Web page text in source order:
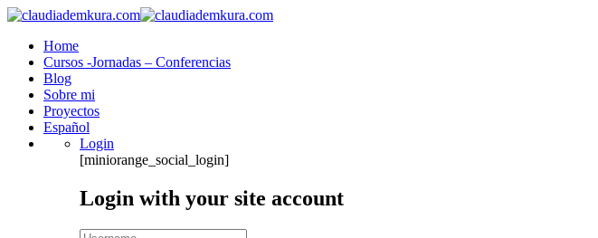
Home
Cursos -Jornadas – Conferencias
Blog
Sobre mi
Proyectos
Español
Login
[miniorange_social_login]
Login with your site account